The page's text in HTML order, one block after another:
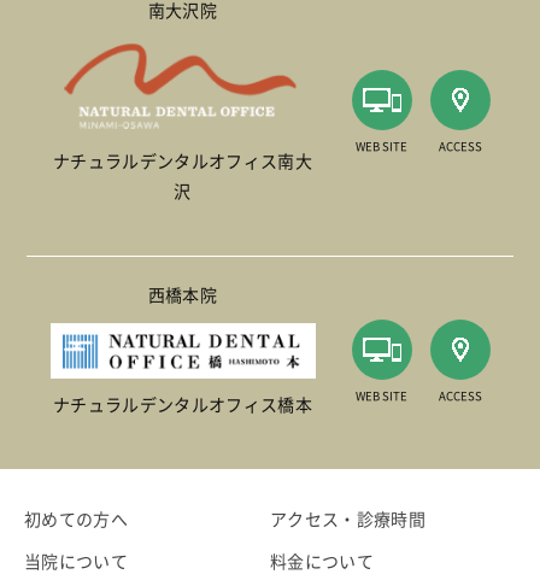
南大沢院
ナチュラルデンタルオフィス南大
沢
WEB SITE ACCESS
西橋本院
ナチュラルデンタルオフィス橋本
WEB SITE ACCESS
初めての方へ
当院について
アクセス・診療時間
料金について